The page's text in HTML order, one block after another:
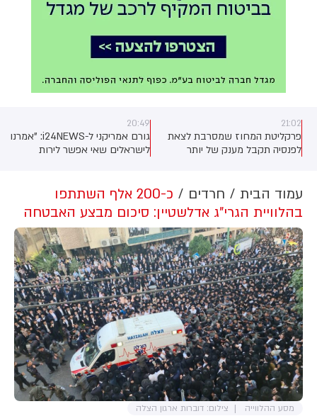
21:02
פרקליטת המחוז שמסרבת לצאת
לפנסיה תקבל מענק של יותר
20:49
גורם אמריקני ל-i24NEWS: "אמרנו
לישראלים שאי אפשר לירות
עמוד הבית חרדים
כ-200 אלף השתתפו
בהלוויית הגרי"ג אדלשטיין: סיכום מבצע האבטחה
מסע ההלווייה צילום: דוברות ארגון הצלה